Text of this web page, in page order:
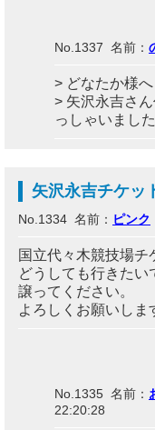
No.1337 名前：
> どなたか様へ
> 矢沢永吉さ
っしゃいまし
矢沢永吉チケッ
No.1334 名前： ピンク
国立代々木競技場チ
どうしても行きたい
譲ってください。
よろしくお願いしま
No.1335 名前：
22:20:28